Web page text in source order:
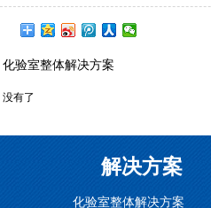
化验室整体解决方案
有了
解决方案
化验室整体解决方案